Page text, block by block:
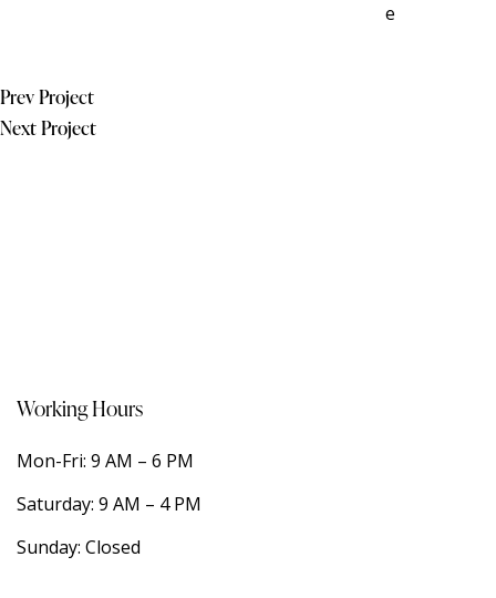
e
Prev Project
Next Project
Working Hours
Mon-Fri: 9 AM – 6 PM
Saturday: 9 AM – 4 PM
Sunday: Closed